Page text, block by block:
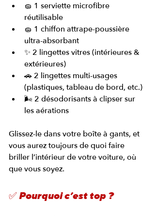
🧽 1 serviette microfibre
réutilisable
🧽 1 chiffon attrape-poussière
ultra-absorbant
✨ 2 lingettes vitres (intérieures &
extérieures)
🚗 2 lingettes multi-usages
(plastiques, tableau de bord, etc.)
🌬️ 2 désodorisants à clipser sur
les aérations
Glissez-le dans votre boîte à gants, et
vous aurez toujours de quoi faire
briller l’intérieur de votre voiture, où
que vous soyez.
✅ Pourquoi c’est top ?